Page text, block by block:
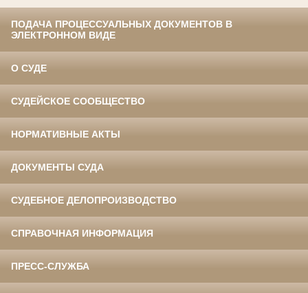
ПОДАЧА ПРОЦЕССУАЛЬНЫХ ДОКУМЕНТОВ В
ЭЛЕКТРОННОМ ВИДЕ
О СУДЕ
СУДЕЙСКОЕ СООБЩЕСТВО
НОРМАТИВНЫЕ АКТЫ
ДОКУМЕНТЫ СУДА
СУДЕБНОЕ ДЕЛОПРОИЗВОДСТВО
СПРАВОЧНАЯ ИНФОРМАЦИЯ
ПРЕСС-СЛУЖБА